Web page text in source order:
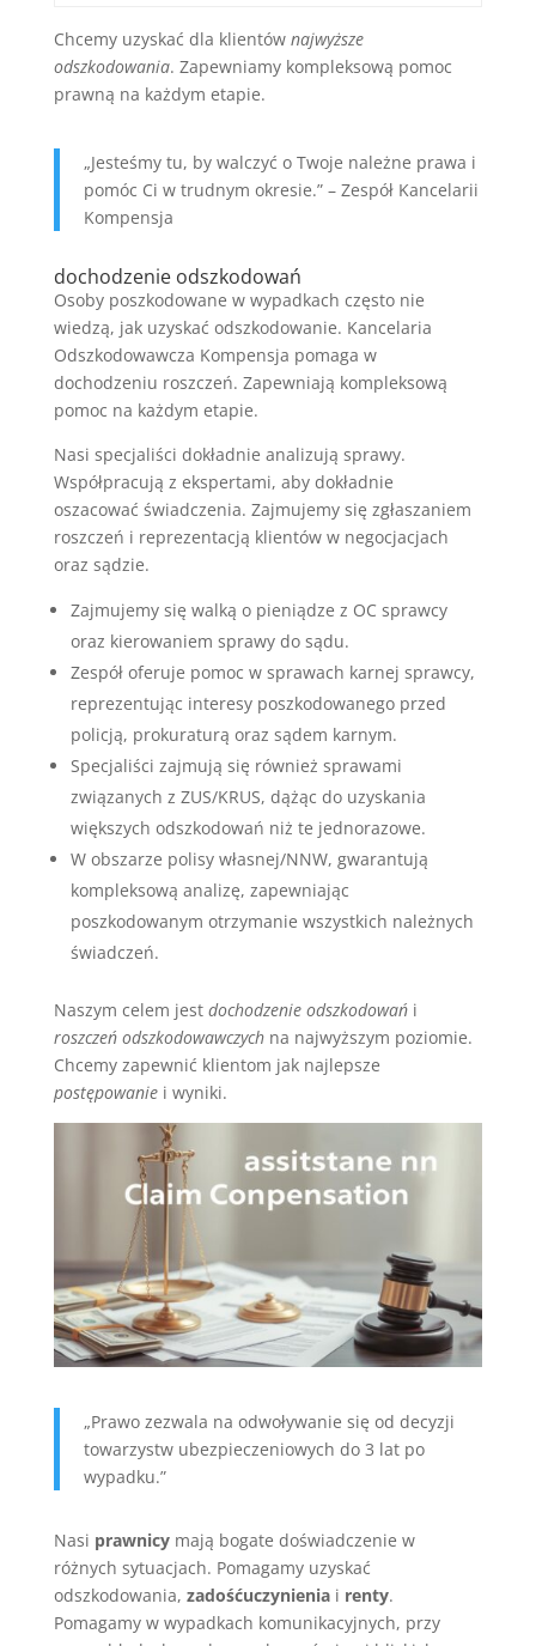
Chcemy uzyskać dla klientów najwyższe
odszkodowania. Zapewniamy kompleksową pomoc
prawną na każdym etapie.
„Jesteśmy tu, by walczyć o Twoje należne prawa i
pomóc Ci w trudnym okresie.” – Zespół Kancelarii
Kompensja
dochodzenie odszkodowań
Osoby poszkodowane w wypadkach często nie
wiedzą, jak uzyskać odszkodowanie. Kancelaria
Odszkodowawcza Kompensja pomaga w
dochodzeniu roszczeń. Zapewniają kompleksową
pomoc na każdym etapie.
Nasi specjaliści dokładnie analizują sprawy.
Współpracują z ekspertami, aby dokładnie
oszacować świadczenia. Zajmujemy się zgłaszaniem
roszczeń i reprezentacją klientów w negocjacjach
oraz sądzie.
Zajmujemy się walką o pieniądze z OC sprawcy
oraz kierowaniem sprawy do sądu.
Zespół oferuje pomoc w sprawach karnej sprawcy,
reprezentując interesy poszkodowanego przed
policją, prokuraturą oraz sądem karnym.
Specjaliści zajmują się również sprawami
związanych z ZUS/KRUS, dążąc do uzyskania
większych odszkodowań niż te jednorazowe.
W obszarze polisy własnej/NNW, gwarantują
kompleksową analizę, zapewniając
poszkodowanym otrzymanie wszystkich należnych
świadczeń.
Naszym celem jest dochodzenie odszkodowańi
roszczeń odszkodowawczychna najwyższym poziomie.
Chcemy zapewnić klientom jak najlepsze
postępowaniei wyniki.
„Prawo zezwala na odwoływanie się od decyzji
towarzystw ubezpieczeniowych do 3 lat po
wypadku.”
Nasi prawnicymają bogate doświadczenie w
różnych sytuacjach. Pomagamy uzyskać
odszkodowania, zadośćuczynieniai renty.
Pomagamy w wypadkach komunikacyjnych, przy